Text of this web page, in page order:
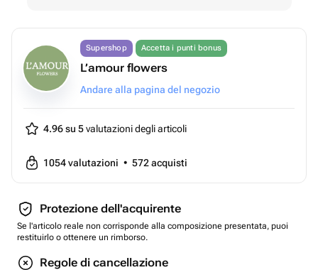
Supershop Accetta i punti bonus
L’amour flowers
Andare alla pagina del negozio
4.96 su 5valutazioni degli articoli
1054valutazioni • 572acquisti
Protezione dell'acquirente
Se l'articolo reale non corrisponde alla composizione presentata, puoi
restituirlo o ottenere un rimborso.
Regole di cancellazione